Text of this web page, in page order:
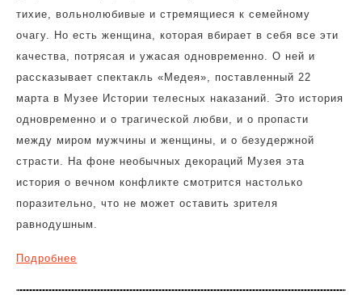
тихие, вольнолюбивые и стремящиеся к семейному
очагу. Но есть женщина, которая вбирает в себя все эти
качества, потрясая и ужасая одновременно. О ней и
рассказывает спектакль «Медея», поставленный 22
марта в Музее Истории телесных наказаний. Это история
одновременно и о трагической любви, и о пропасти
между миром мужчины и женщины, и о безудержной
страсти. На фоне необычных декораций Музея эта
история о вечном конфликте смотрится настолько
поразительно, что не может оставить зрителя
равнодушным.
Подробнее